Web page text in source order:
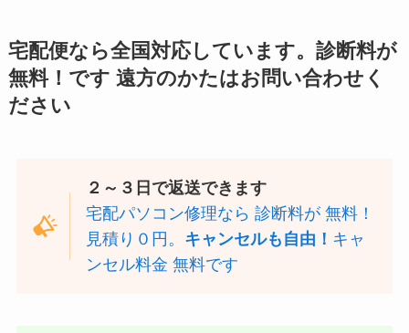
宅配便なら全国対応しています。診断料が
無料！です 遠方のかたはお問い合わせく
ださい
２～３日で返送できます
宅配パソコン修理なら 診断料が 無料！
見積り０円。 キャンセルも自由！ キャ
ンセル料金 無料です